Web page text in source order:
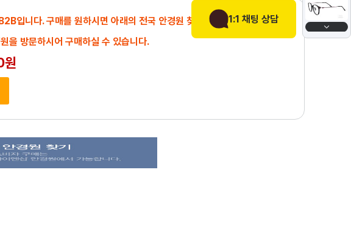
1:1 채팅 상담
입니다. 구매를 원하시면 아래의 전국 안경원 찾기에서
을 방문하시어 구매하실 수 있습니다.